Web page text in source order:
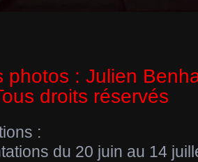
photos : Julien
droits réservés
:
du 20 juin au 14